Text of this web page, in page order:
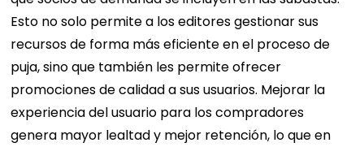
Esto no solo permite a los editores gestionar sus
recursos de forma más eficiente en el proceso de
puja, sino que también les permite ofrecer
promociones de calidad a sus usuarios. Mejorar la
experiencia del usuario para los compradores
genera mayor lealtad y mejor retención, lo que en